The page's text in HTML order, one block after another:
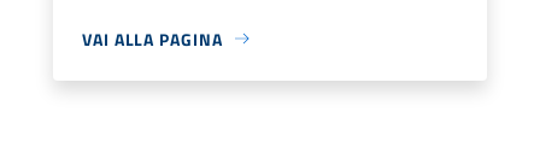
VAI ALLA PAGINA